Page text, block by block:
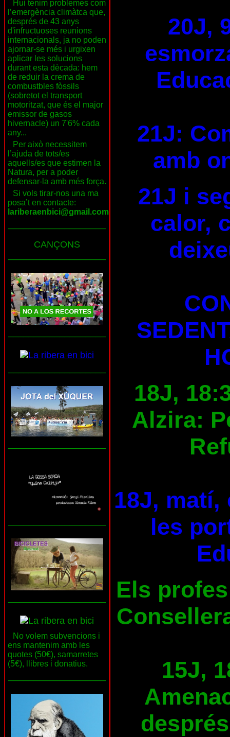
Hui tenim problemes com
l’emergència climàtca que,
després de 43 anys
d'infructuoses reunions
internacionals, ja no poden
ajornar-se més i urgixen
aplicar les solucions
durant esta dècada: hem
de reduir la crema de
combustbles fòssils
(sobretot el transport
motoritzat, que és el major
emissor de gasos
hivernacle) un 7'6% cada
any...
Per això necessitem
l’ajuda de tots/es
aquells/es que estimen la
Natura, per a poder
defensar-la amb més força.
Si vols tirar-nos una ma
posa’t en contacte:
lariberaenbici@gmail.com
CANÇONS
No volem subvencions i
ens mantenim amb les
quotes (50€), samarretes
(5€), llibres i donatius.
20J,
21J:
amb
21J i
calor,
18J,
Alzira:
18J, matí,
les
Els
15J,